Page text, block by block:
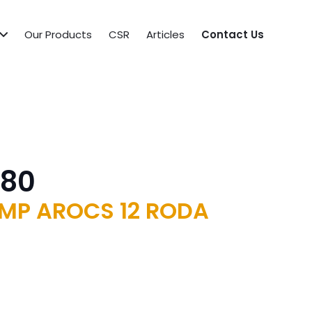
Our Products CSR Articles Contact Us
AROCS 12 RODA